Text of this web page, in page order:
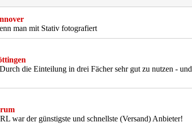
man mit Stativ fotografiert
die Einteilung in drei Fächer sehr gut zu nutzen - und
war der günstigste und schnellste (Versand) Anbieter!